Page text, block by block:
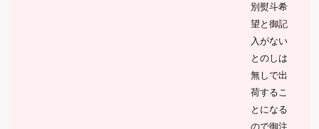
別熨斗希
望と御記
入がない
とのしは
無しで出
荷するこ
とになる
ので御注